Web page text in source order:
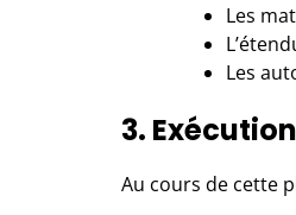
Les
Les
3.
Au cours de cette